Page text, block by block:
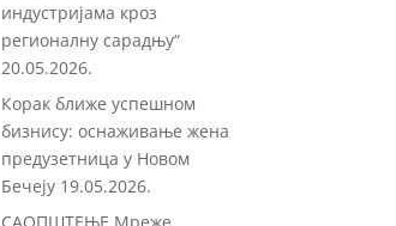
индустријама кроз
регионалну сарадњу“
20.05.2026.
Корак ближе успешном
бизнису: оснаживање жена
предузетница у Новом
Бечеју 19.05.2026.